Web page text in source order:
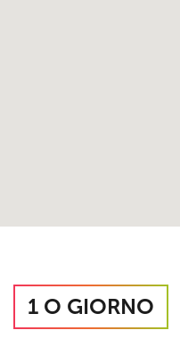
1 O GIORNO